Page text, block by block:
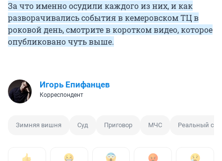
За что именно осудили каждого из них, и как
разворачивались события в кемеровском ТЦ в
роковой день, смотрите в коротком видео, которое
опубликовано чуть выше.
Игорь Епифанцев
Корреспондент
Зимняя вишня Суд Приговор МЧС Реальный